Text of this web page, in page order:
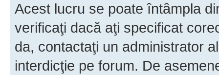
Acest lucru se poate întâmpla
verificaţi dacă aţi specificat
da, contactaţi un administrator
interdicţie pe forum. De